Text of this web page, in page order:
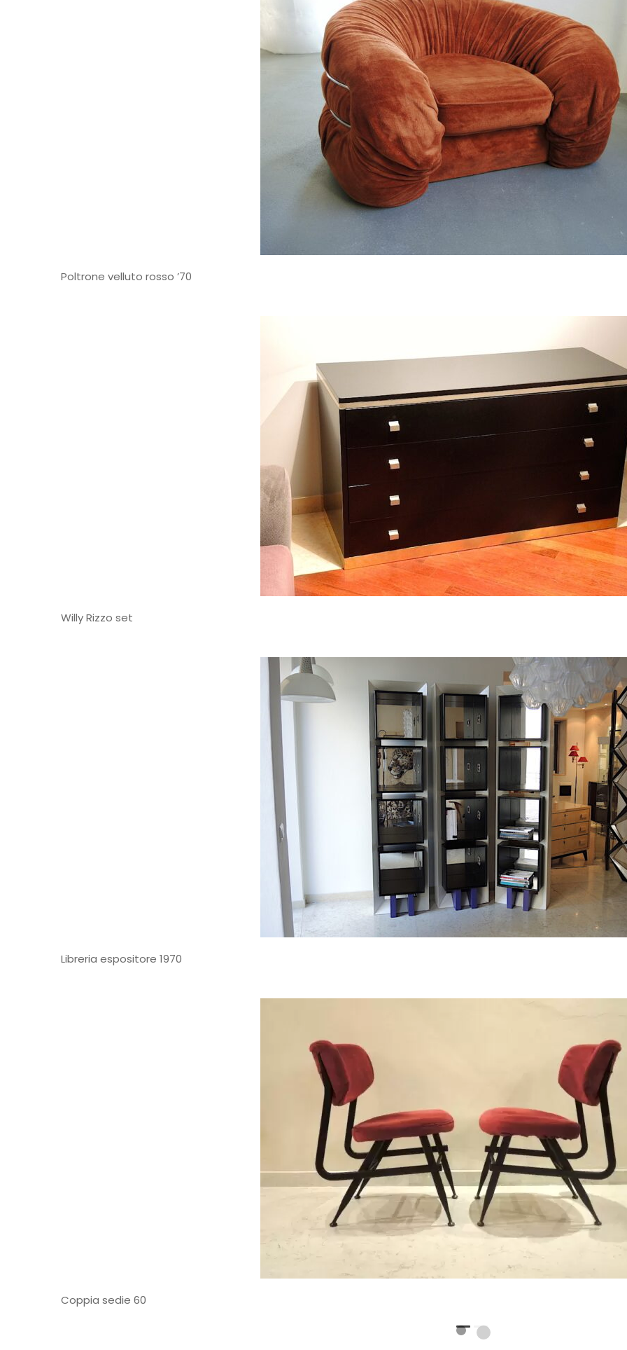
Poltrone velluto rosso ’70
Willy Rizzo set
Libreria espositore 1970
Coppia sedie 60